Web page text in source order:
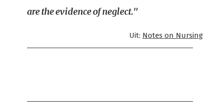
are the evidence of neglect."
Uit: Notes on Nursing